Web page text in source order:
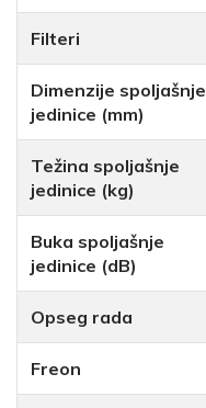
Filteri
Dimenzije spoljašnje
jedinice (mm)
Težina spoljašnje
jedinice (kg)
Buka spoljašnje
jedinice (dB)
Opseg rada
Freon